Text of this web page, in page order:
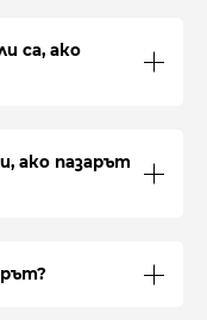
са, ако
ако пазарът